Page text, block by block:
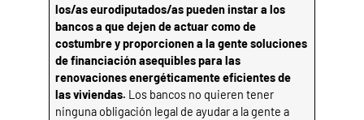
los/as eurodiputados/as pueden instar a los
bancos a que dejen de actuar como de
costumbre y proporcionen a la gente soluciones
de financiación asequibles para las
renovaciones energéticamente eficientes de
las viviendas. Los bancos no quieren tener
ninguna obligación legal de ayudar a la gente a